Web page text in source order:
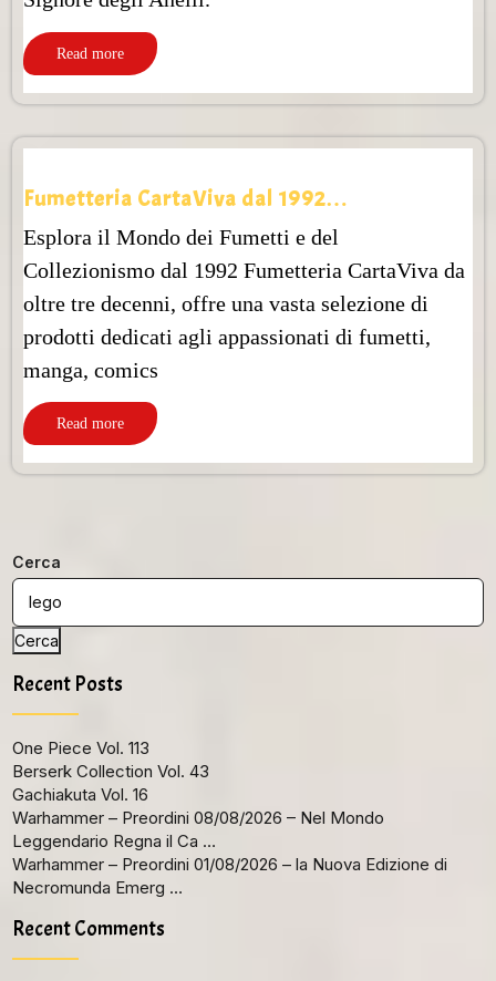
Read more
Fumetteria CartaViva dal 1992…
Esplora il Mondo dei Fumetti e del
Collezionismo dal 1992 Fumetteria CartaViva da
oltre tre decenni, offre una vasta selezione di
prodotti dedicati agli appassionati di fumetti,
manga, comics
Read more
Cerca
Cerca
Recent Posts
One Piece Vol. 113
Berserk Collection Vol. 43
Gachiakuta Vol. 16
Warhammer – Preordini 08/08/2026 – Nel Mondo
Leggendario Regna il Ca …
Warhammer – Preordini 01/08/2026 – la Nuova Edizione di
Necromunda Emerg …
Recent Comments